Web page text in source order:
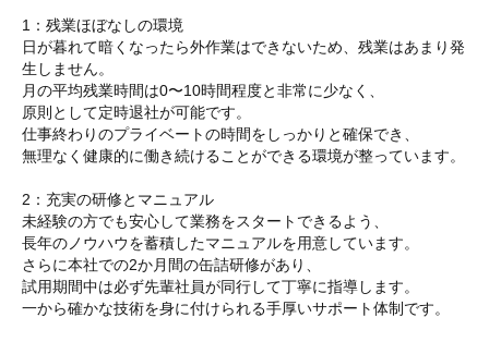
1：残業ほぼなしの環境
日が暮れて暗くなったら外作業はできないため、残業はあまり発
生しません。
月の平均残業時間は0〜10時間程度と非常に少なく、
原則として定時退社が可能です。
仕事終わりのプライベートの時間をしっかりと確保でき、
無理なく健康的に働き続けることができる環境が整っています。
2：充実の研修とマニュアル
未経験の方でも安心して業務をスタートできるよう、
長年のノウハウを蓄積したマニュアルを用意しています。
さらに本社での2か月間の缶詰研修があり、
試用期間中は必ず先輩社員が同行して丁寧に指導します。
一から確かな技術を身に付けられる手厚いサポート体制です。